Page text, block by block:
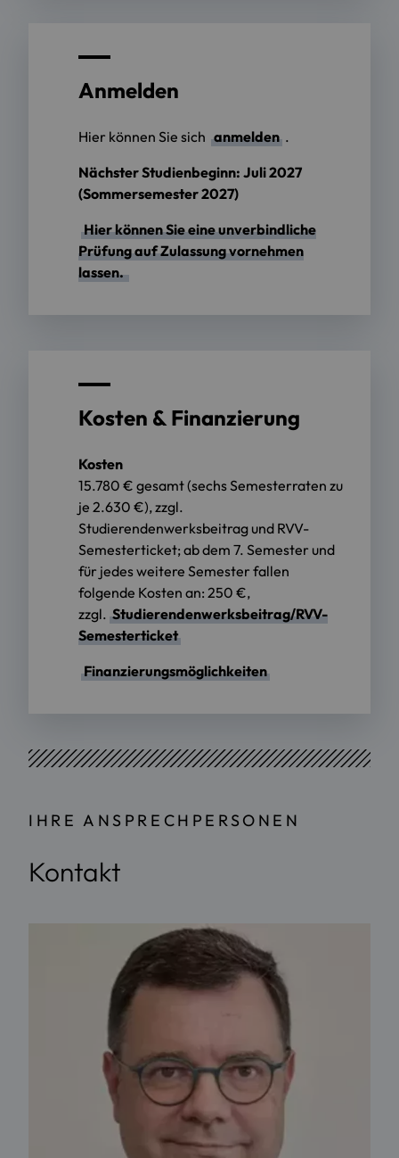
Anmelden
Hier können Sie sich anmelden .
Nächster Studienbeginn: Juli 2027
(Sommersemester 2027)
Hier können Sie eine unverbindliche
Prüfung auf Zulassung vornehmen
lassen.
Kosten & Finanzierung
Kosten
15.780 € gesamt (sechs Semesterraten zu
je 2.630 €), zzgl.
Studierendenwerksbeitrag und RVV-
Semesterticket; ab dem 7. Semester und
für jedes weitere Semester fallen
folgende Kosten an: 250 €,
zzgl. Studierendenwerksbeitrag/RVV-
Semesterticket
Finanzierungsmöglichkeiten
IHRE ANSPRECHPERSONEN
Kontakt